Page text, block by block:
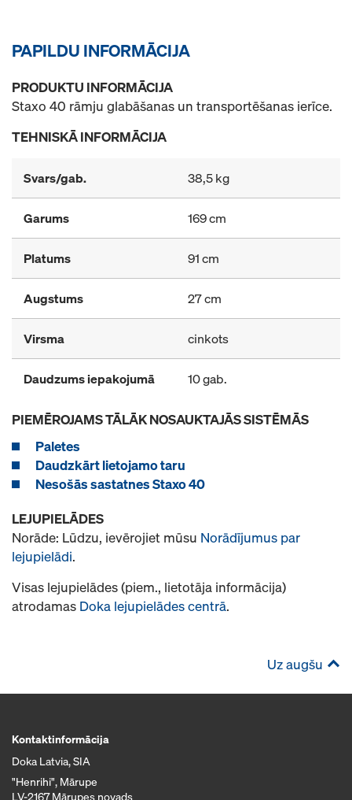
PAPILDU INFORMĀCIJA
PRODUKTU INFORMĀCIJA
Staxo 40 rāmju glabāšanas un transportēšanas ierīce.
TEHNISKĀ INFORMĀCIJA
Svars/gab. 38,5 kg
Garums 169 cm
Platums 91 cm
Augstums 27 cm
Virsma cinkots
Daudzums iepakojumā 10 gab.
PIEMĒROJAMS TĀLĀK NOSAUKTAJĀS SISTĒMĀS
Paletes
Daudzkārt lietojamo taru
Nesošās sastatnes Staxo 40
LEJUPIELĀDES
Norāde: Lūdzu, ievērojiet mūsu Norādījumus par
lejupielādi.
Visas lejupielādes (piem., lietotāja informācija)
atrodamas Doka lejupielādes centrā.
Uz augšu
Kontaktinformācija
Doka Latvia, SIA
"Henrihi", Mārupe
LV-2167 Mārupes novads